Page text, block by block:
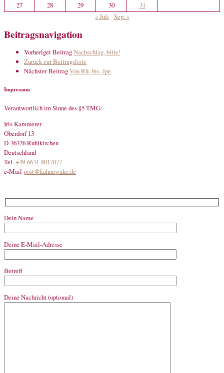
27 28 29 30
31
« Juli
Sep. »
Beitragsnavigation
Vorheriger BeitragNachschlag, bitte!
Zurück zur Beitragsliste
Nächster BeitragVon Rü- bis -lpe
Impressum
Verantwortlich im Sinne des §5 TMG:
Iris Kammerer
Oberdorf 13
D-36326 Ruhlkirchen
Deutschland
Tel. +49-6631-8017077
e-Mail post@kahnawake.de
Dein Name
Deine E-Mail-Adresse
Betreff
Deine Nachricht (optional)